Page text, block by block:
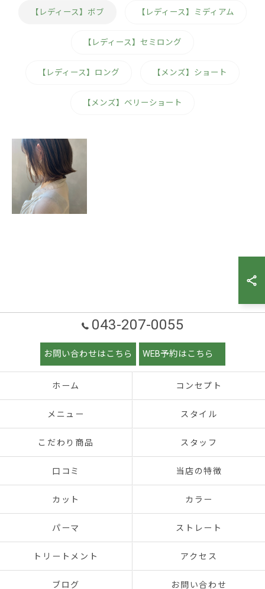
【レディース】ボブ 【レディース】ミディアム
【レディース】セミロング
【レディース】ロング 【メンズ】ショート
【メンズ】ベリーショート
043-207-0055
お問い合わせはこちら WEB予約はこちら
ホーム コンセプト
メニュー スタイル
こだわり商品 スタッフ
口コミ 当店の特徴
カット カラー
パーマ ストレート
トリートメント アクセス
ブログ お問い合わせ